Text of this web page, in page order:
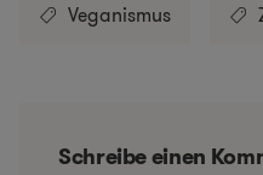
Veganismus
Schreibe einen